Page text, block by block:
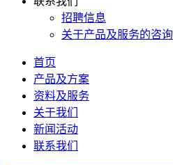
招聘信息
关于产品及服务的咨询
首页
产品及方案
资料及服务
关于我们
新闻活动
联系我们